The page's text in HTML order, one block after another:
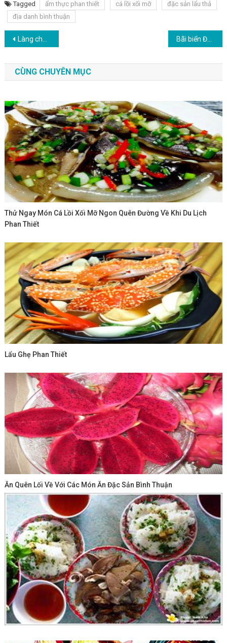
Tagged ẩm thực phan thiết cá lồi xối mỡ
đặc sản lẩu thả
địa danh bình thuận
Điều hướng bài viết
Làng chài Mũi Né địa chỉ chụp ảnh đẹp mê ly bạn phải ghé khi đến Bình Thuận Bãi biển Đồi Dương – Thiên đường nghỉ dưỡng ở Phan Thiết
CÙNG CHUYÊN MỤC
Thử Ngay Món Cá Lồi Xối Mỡ Ngon Quên Đường Về Khi Du Lịch
Phan Thiết
Lẩu Ghẹ Phan Thiết
Ăn Quên Lối Về Với Các Món Ăn Đặc Sản Bình Thuận